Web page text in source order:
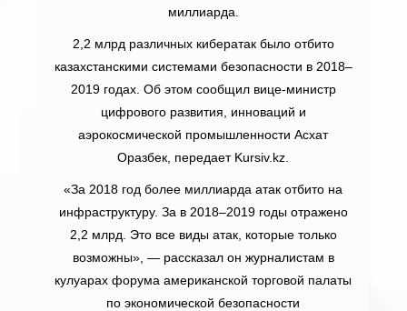
миллиарда.
2,2 млрд различных кибератак было отбито
казахстанскими системами безопасности в 2018–
2019 годах. Об этом сообщил вице-министр
цифрового развития, инноваций и
аэрокосмической промышленности Асхат
Оразбек, передает Kursiv.kz.
«За 2018 год более миллиарда атак отбито на
инфраструктуру. За в 2018–2019 годы отражено
2,2 млрд. Это все виды атак, которые только
возможны», — рассказал он журналистам в
кулуарах форума американской торговой палаты
по экономической безопасности